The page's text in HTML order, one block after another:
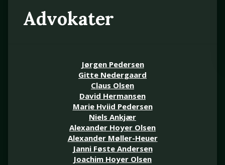
Advokater
Jørgen Pedersen
Gitte Nedergaard
Claus Olsen
David Hermansen
Marie Hviid Pedersen
Niels Ankjær
Alexander Hoyer Olsen
Alexander Møller-Heuer
Janni Føste Andersen
Joachim Hoyer Olsen